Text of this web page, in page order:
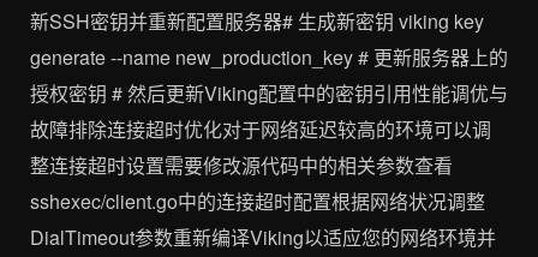
新SSH密钥并重新配置服务器# 生成新密钥 viking key
generate --name new_production_key # 更新服务器上的
授权密钥 # 然后更新Viking配置中的密钥引用性能调优与
故障排除连接超时优化对于网络延迟较高的环境可以调
整连接超时设置需要修改源代码中的相关参数查看
sshexec/client.go中的连接超时配置根据网络状况调整
DialTimeout参数重新编译Viking以适应您的网络环境并